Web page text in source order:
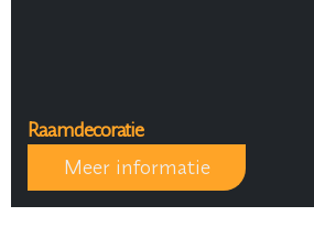
Raamdecoratie
Meer informatie